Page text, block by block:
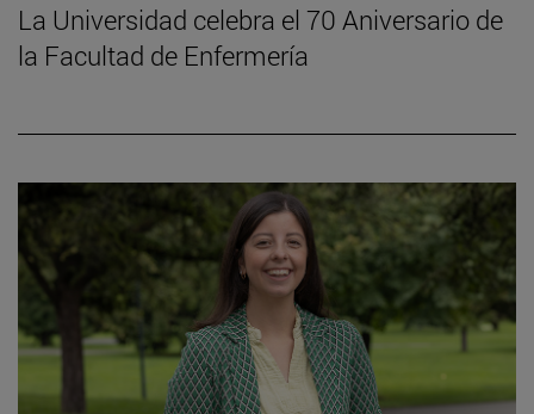
La Universidad celebra el 70 Aniversario de
la Facultad de Enfermería